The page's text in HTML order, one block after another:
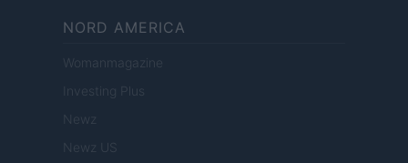
NORD AMERICA
Womanmagazine
Investing Plus
Newz
Newz US